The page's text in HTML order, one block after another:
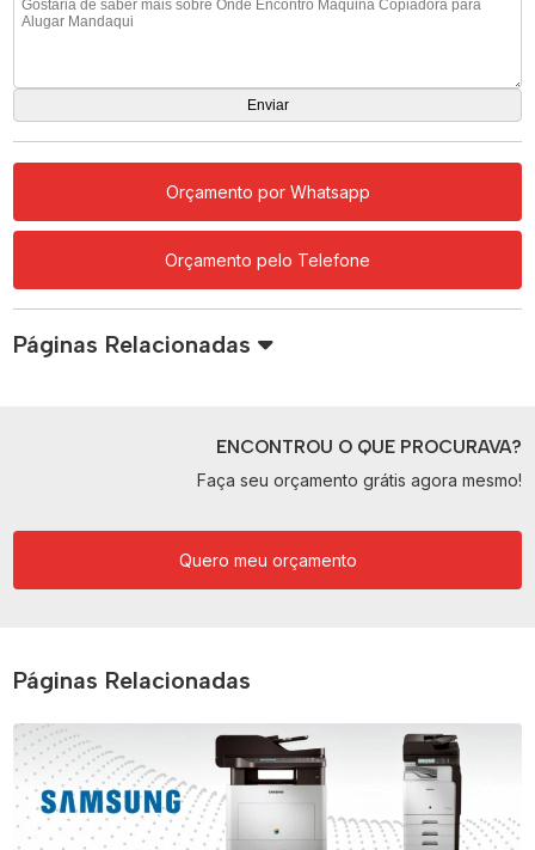
Orçamento por Whatsapp
Orçamento pelo Telefone
Páginas Relacionadas
ENCONTROU O QUE PROCURAVA?
Faça seu orçamento grátis agora mesmo!
Quero meu orçamento
Páginas Relacionadas